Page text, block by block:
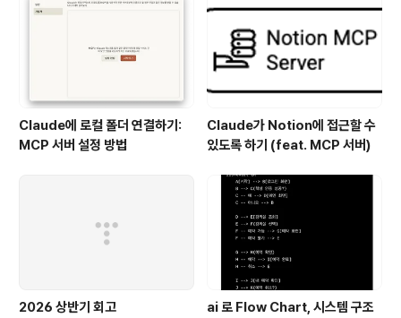
로도, 가독성 면에서도 더 좋은 코드를 만들 수 있는지를 알
려주는 책인 것 같아서 읽어보게 되었습니다.특히 프론트
엔드 개발을 하면서 언제는 함수형으로,..
Claude에 로컬 폴더 연결하기:
MCP 서버 설정 방법
Claude가 Notion에 접근할 수
있도록 하기 (feat. MCP 서버)
2026 상반기 회고
ai 로 Flow Chart, 시스템 구조